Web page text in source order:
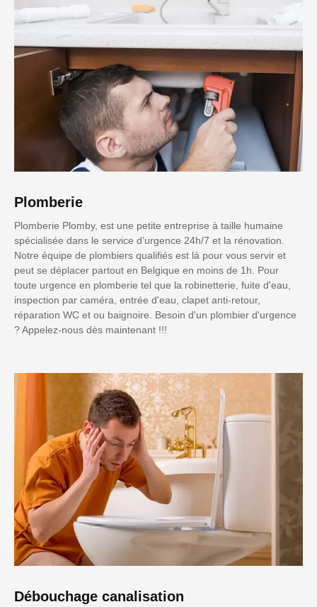
Plomberie
Plomberie Plomby, est une petite entreprise à taille humaine
spécialisée dans le service d’urgence 24h/7 et la rénovation.
Notre équipe de plombiers qualifiés est là pour vous servir et
peut se déplacer partout en Belgique en moins de 1h. Pour
toute urgence en plomberie tel que la robinetterie, fuite d'eau,
inspection par caméra, entrée d'eau, clapet anti-retour,
réparation WC et ou baignoire. Besoin d'un plombier d'urgence
? Appelez-nous dès maintenant !!!
Débouchage canalisation